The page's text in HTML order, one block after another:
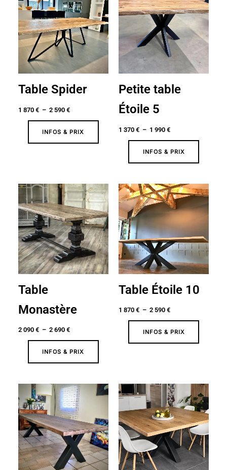
Table Spider
1 870 € – 2 590 €
prix :
1
870 €
à
2
590 €
INFOS & PRIX
Petite table
Étoile 5
1 370 € – 1 990 €
prix :
1
370 €
à
1
990 €
INFOS & PRIX
Table
Monastère
2 090 € – 2 690 €
Plage
prix :
2
090 €
à
2
690 €
INFOS & PRIX
Table Étoile 10
1 870 € – 2 590 €
Plage
de
prix :
1
à
2
590 €
INFOS & PRIX
Plage
de
prix :
1
450 €
à
2
290 €
Plage
de
prix :
1
520 €
à
2
730 €